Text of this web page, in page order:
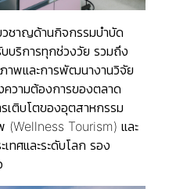
ชาญด้านกิจกรรมบำบัด
ริการทุกช่วงวัย รวมถึง
าพและการพัฒนางานวิจัย
วามต้องการของตลาด
เติบโตของอุตสาหกรรม
(Wellness Tourism) และ
ทศและระดับโลก รอง